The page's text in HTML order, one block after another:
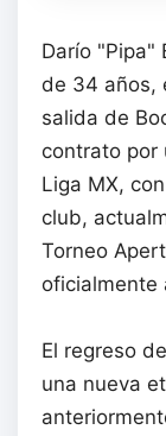
Darío "Pipa"
de 34 años,
salida de
contrato por
Liga MX,
club,
Torneo
oficialmente
El regreso
una nueva